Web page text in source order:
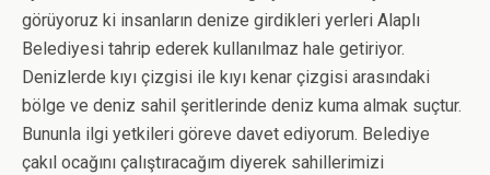
görüyoruz ki insanların denize girdikleri yerleri Alaplı
Belediyesi tahrip ederek kullanılmaz hale getiriyor.
Denizlerde kıyı çizgisi ile kıyı kenar çizgisi arasındaki
bölge ve deniz sahil şeritlerinde deniz kuma almak suçtur.
Bununla ilgi yetkileri göreve davet ediyorum. Belediye
çakıl ocağını çalıştıracağım diyerek sahillerimizi